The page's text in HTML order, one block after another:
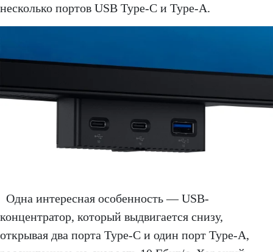
несколько портов USB Type-C и Type-A.
Одна интересная особенность — USB-
концентратор, который выдвигается снизу,
открывая два порта Type-C и один порт Type-A,